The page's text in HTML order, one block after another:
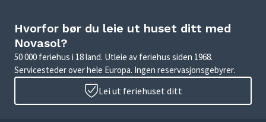
Hvorfor bør du leie ut huset ditt med
Novasol?
50 000 feriehus i 18 land. Utleie av feriehus siden 1968.
Servicesteder over hele Europa. Ingen reservasjonsgebyrer.
Lei ut feriehuset ditt